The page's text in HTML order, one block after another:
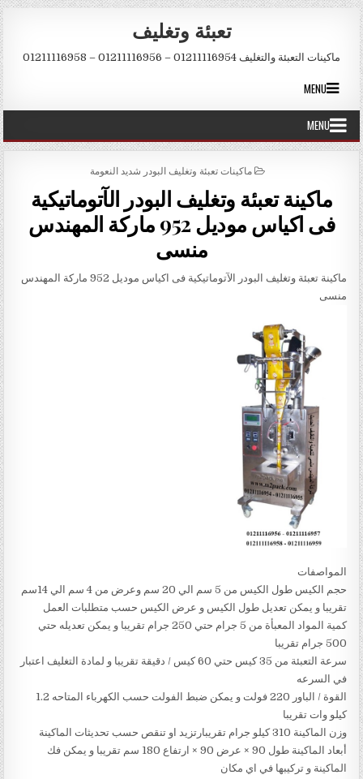
Skip to content
تعبئة وتغليف
ماكينات التعبئة والتغليف 01211116954 – 01211116956 – 01211116958
MENU
MENU
POSTED IN
ماكينات تعبئة وتغليف البودر شديد النعومة
ماكينة تعبئة وتغليف البودر الآتوماتيكية
فى اكياس موديل 952 ماركة المهندس
منسى
ماكينة تعبئة وتغليف البودر الآتوماتيكية فى اكياس موديل 952 ماركة المهندس
منسى
المواصفات
حجم الكيس طول الكيس من 5 سم الي 20 سم وعرض من 4 سم الي 14سم
تقريبا و يمكن تعديل طول الكيس و عرض الكيس حسب متطلبات العمل
كمية المواد المعبأة من 5 جرام حتي 250 جرام تقريبا و يمكن تعديله حتي
500 جرام تقريبا
سرعة التعبئة من 35 كيس حتي 60 كيس / دقيقة تقريبا و لمادة التغليف اعتبار
في السرعه
القوة / الباور 220 فولت و يمكن ضبط الفولت حسب الكهرباء المتاحه 1.2
كيلو وات تقريبا
وزن الماكينة 310 كيلو جرام تقريبارتزيد او تنقص حسب تحديثات الماكينة
أبعاد الماكينة طول 90 × عرض 90 × ارتفاع 180 سم تقريبا و يمكن فك
الماكينة و تركيبها في اي مكان